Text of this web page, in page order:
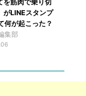
を筋肉で乗り切
がLINEスタンプ
何が起こった？
集部